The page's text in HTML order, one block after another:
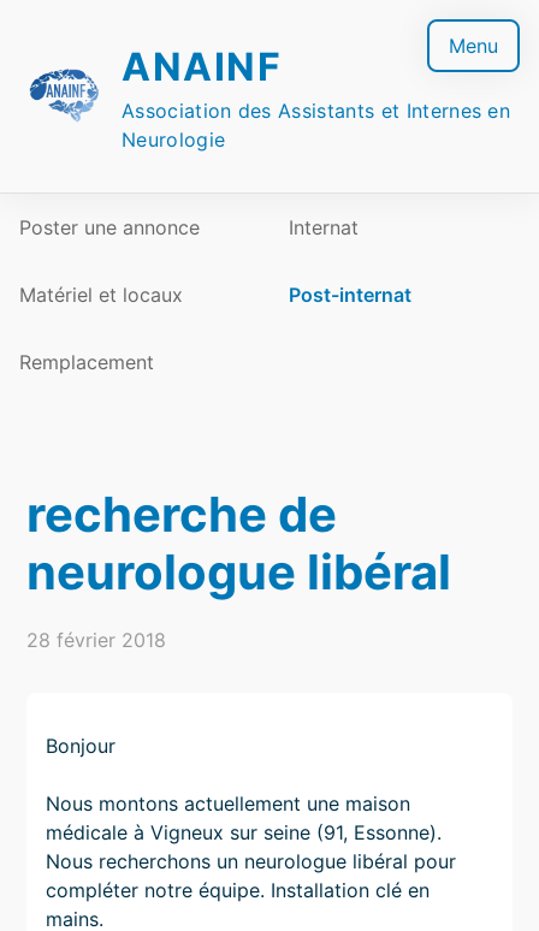
content
ANAINF
Association des Assistants et Internes en
Neurologie
Menu
Poster une annonce Internat
Matériel et locaux Post-internat
Remplacement
recherche de
neurologue libéral
28 février 2018
Bonjour
Nous montons actuellement une maison
médicale à Vigneux sur seine (91, Essonne).
Nous recherchons un neurologue libéral pour
compléter notre équipe. Installation clé en
mains.